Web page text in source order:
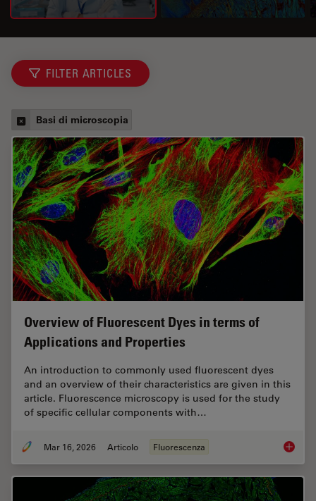
FILTER ARTICLES
Basi di microscopia
Overview of Fluorescent Dyes in terms of
Applications and Properties
An introduction to commonly used fluorescent dyes
and an overview of their characteristics are given in this
article. Fluorescence microscopy is used for the study
of specific cellular components with…
Mar 16, 2026 Articolo Fluorescenza